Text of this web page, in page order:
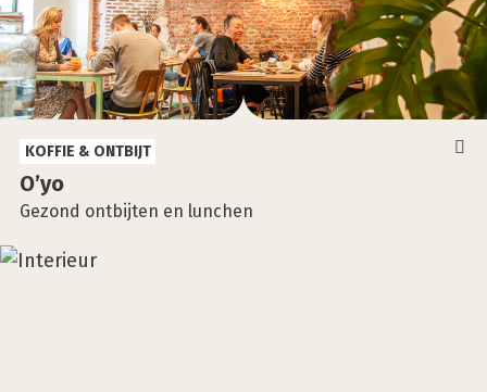
O’yo
Gezond ontbijten en lunchen
KOFFIE & ONTBIJT